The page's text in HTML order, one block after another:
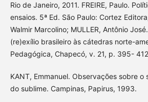
Rio de Janeiro, 2011. FREIRE, Paulo.
ensaios. 5ª Ed. São Paulo: Cortez
Walmir Marcolino; MULLER, Antônio
(re)exílio brasileiro às cátedras norte-
Pedagógica, Chapecó, v. 21, p. 395-
KANT, Emmanuel. Observações sobre
do sublime. Campinas, Papirus, 1993.